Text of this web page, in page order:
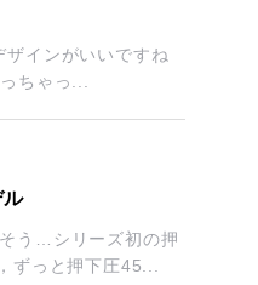
インがいいですね
ちゃっ...
う…シリーズ初の押
っと押下圧45...